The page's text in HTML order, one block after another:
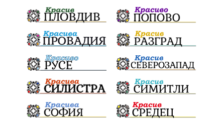
Живи свидетели на историята
БрашноСтоименов ИстинскиХляб
БългарскоКачество ПътнаИнфраструктура
Асфалт ВСС СъдебнаРеформа Шантаж
ПолитическиНатиск ЗаплахаЗаАрест